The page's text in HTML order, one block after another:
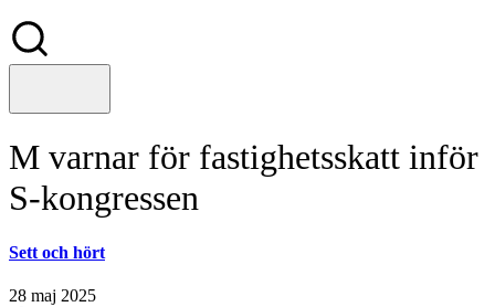
M varnar för fastighetsskatt inför
S-kongressen
Sett och hört
28 maj 2025